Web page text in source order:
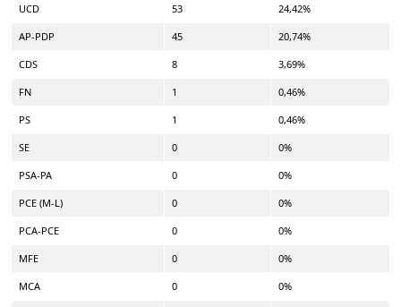
UCD 53 24,42%
AP-PDP 45 20,74%
CDS 8 3,69%
FN 1 0,46%
PS 1 0,46%
SE 0 0%
PSA-PA 0 0%
PCE (M-L) 0 0%
PCA-PCE 0 0%
MFE 0 0%
MCA 0 0%